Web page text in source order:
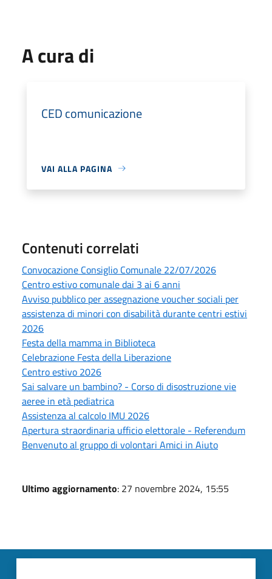
A cura di
CED comunicazione
VAI ALLA PAGINA
Contenuti correlati
Convocazione Consiglio Comunale 22/07/2026
Centro estivo comunale dai 3 ai 6 anni
Avviso pubblico per assegnazione voucher sociali per
assistenza di minori con disabilità durante centri estivi
2026
Festa della mamma in Biblioteca
Celebrazione Festa della Liberazione
Centro estivo 2026
Sai salvare un bambino? - Corso di disostruzione vie
aeree in età pediatrica
Assistenza al calcolo IMU 2026
Apertura straordinaria ufficio elettorale - Referendum
Benvenuto al gruppo di volontari Amici in Aiuto
Ultimo aggiornamento: 27 novembre 2024, 15:55